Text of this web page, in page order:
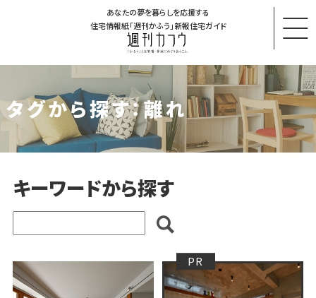
あなたの夢を暮らしを応援する
住宅情報紙「週刊かふう」新報住宅ガイド
タグから探す：離れ
キーワードから探す